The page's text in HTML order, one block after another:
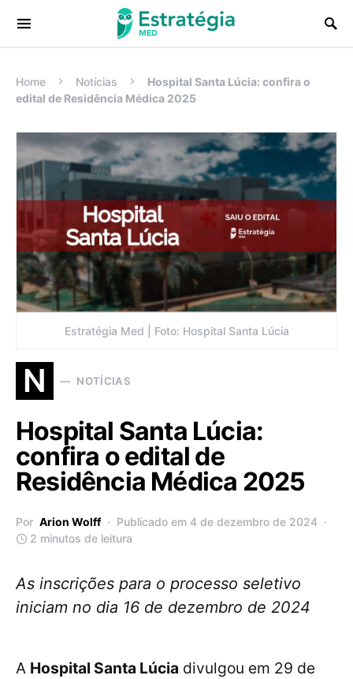
Procurar:
Home Notícias
Hospital Santa Lúcia: confira o
edital de Residência Médica 2025
Estratégia Med | Foto: Hospital Santa Lúcia
N NOTÍCIAS
Hospital Santa Lúcia:
confira o edital de
Residência Médica 2025
Por Arion Wolff
Publicado em 4 de dezembro de 2024
2 minutos de leitura
As inscrições para o processo seletivo
iniciam no dia 16 de dezembro de 2024
A Hospital Santa Lúcia divulgou em 29 de